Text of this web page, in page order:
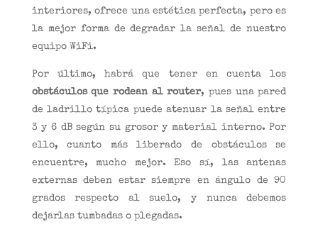
interiores, ofrece una estética perfecta, pero es
la mejor forma de degradar la señal de nuestro
equipo WiFi.
Por último, habrá que tener en cuenta los
obstáculos que rodean al router, pues una pared
de ladrillo típica puede atenuar la señal entre
3 y 6 dB según su grosor y material interno. Por
ello, cuanto más liberado de obstáculos se
encuentre, mucho mejor. Eso sí, las antenas
externas deben estar siempre en ángulo de 90
grados respecto al suelo, y nunca debemos
dejarlas tumbadas o plegadas.